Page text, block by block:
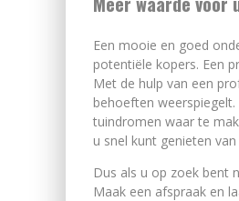
Een mooie en goed
potentiële kopers. Een
Met de hulp van een
behoeften
tuindromen waar te
u snel kunt genieten
Dus als u op zoek bent
Maak een afspraak en